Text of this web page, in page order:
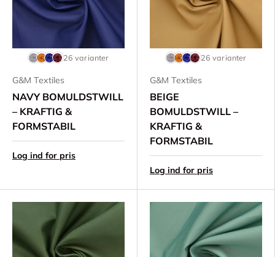
26 varianter
G&M Textiles
NAVY BOMULDSTWILL
– KRAFTIG &
FORMSTABIL
Log ind for pris
26 varianter
G&M Textiles
BEIGE
BOMULDSTWILL –
KRAFTIG &
FORMSTABIL
Log ind for pris